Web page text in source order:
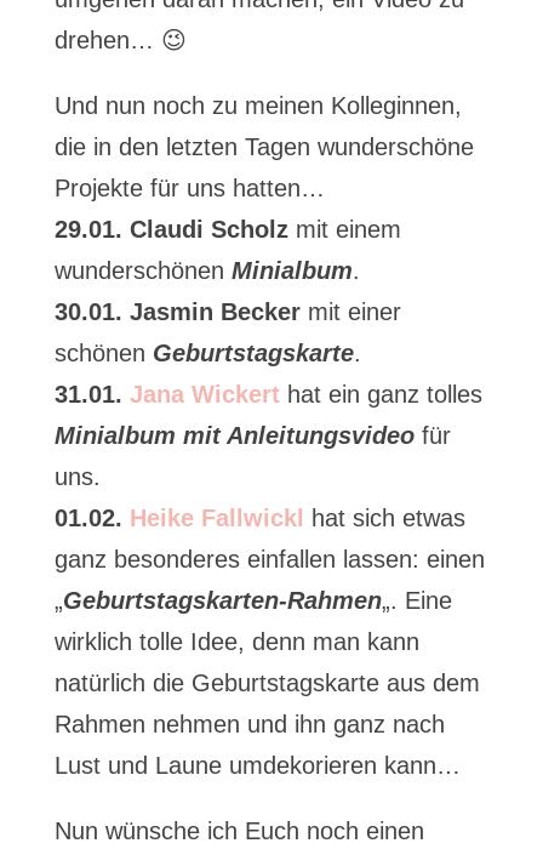
drehen… 😉
Und nun noch zu meinen Kolleginnen,
die in den letzten Tagen wunderschöne
Projekte für uns hatten…
29.01. Claudi Scholzmit einem
wunderschönen Minialbum.
30.01. Jasmin Beckermit einer
schönen Geburtstagskarte.
31.01. Jana Wickerthat ein ganz tolles
Minialbum mit Anleitungsvideofür
uns.
01.02. Heike Fallwickl
hat sich etwas
ganz besonderes einfallen lassen: einen
„Geburtstagskarten-Rahmen„. Eine
wirklich tolle Idee, denn man kann
natürlich die Geburtstagskarte aus dem
Rahmen nehmen und ihn ganz nach
Lust und Laune umdekorieren kann…
Nun wünsche ich Euch noch einen